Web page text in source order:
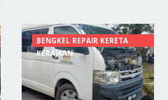
BENGKEL REPAIR KERETA
KERAJAAN